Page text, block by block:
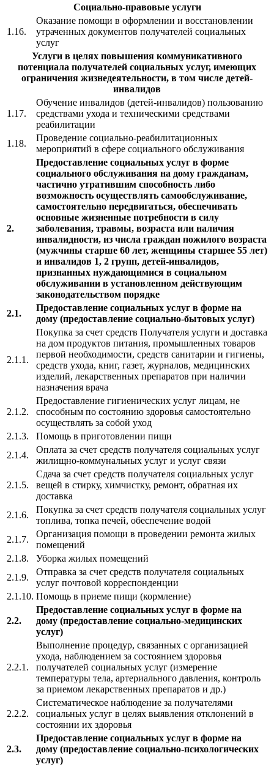
Социально-правовые услуги
1.16.
Оказание помощи в оформлении и восстановлении
утраченных документов получателей социальных
услуг
Услуги в целях повышения коммуникативного
потенциала получателей социальных услуг, имеющих
ограничения жизнедеятельности, в том числе детей-
инвалидов
1.17.
Обучение инвалидов (детей-инвалидов) пользованию
средствами ухода и техническими средствами
реабилитации
1.18.
Проведение социально-реабилитационных
мероприятий в сфере социального обслуживания
2.
Предоставление социальных услуг в форме
социального обслуживания на дому гражданам,
частично утратившим способность либо
возможность осуществлять самообслуживание,
самостоятельно передвигаться, обеспечивать
основные жизненные потребности в силу
заболевания, травмы, возраста или наличия
инвалидности, из числа граждан пожилого возраста
(мужчины старше 60 лет, женщины старшее 55 лет)
и инвалидов 1, 2 групп, детей-инвалидов,
признанных нуждающимися в социальном
обслуживании в установленном действующим
законодательством порядке
2.1.
Предоставление социальных услуг в форме на
дому (предоставление социально-бытовых услуг)
2.1.1.
Покупка за счет средств Получателя услуги и доставка
на дом продуктов питания, промышленных товаров
первой необходимости, средств санитарии и гигиены,
средств ухода, книг, газет, журналов, медицинских
изделий, лекарственных препаратов при наличии
назначения врача
2.1.2.
Предоставление гигиенических услуг лицам, не
способным по состоянию здоровья самостоятельно
осуществлять за собой уход
2.1.3.
Помощь в приготовлении пищи
2.1.4.
Оплата за счет средств получателя социальных услуг
жилищно-коммунальных услуг и услуг связи
2.1.5.
Сдача за счет средств получателя социальных услуг
вещей в стирку, химчистку, ремонт, обратная их
доставка
2.1.6.
Покупка за счет средств получателя социальных услуг
топлива, топка печей, обеспечение водой
2.1.7.
Организация помощи в проведении ремонта жилых
помещений
2.1.8.
Уборка жилых помещений
2.1.9.
Отправка за счет средств получателя социальных
услуг почтовой корреспонденции
2.1.10. Помощь в приеме пищи (кормление)
2.2.
Предоставление социальных услуг в форме на
дому (предоставление социально-медицинских
услуг)
2.2.1.
Выполнение процедур, связанных с организацией
ухода, наблюдением за состоянием здоровья
получателей социальных услуг (измерение
температуры тела, артериального давления, контроль
за приемом лекарственных препаратов и др.)
2.2.2.
Систематическое наблюдение за получателями
социальных услуг в целях выявления отклонений в
состоянии их здоровья
2.3.
Предоставление социальных услуг в форме на
дому (предоставление социально-психологических
услуг)